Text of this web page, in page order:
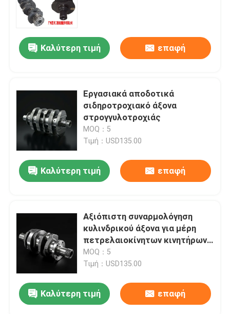
Σπίτι
Βίντεο
Σχετικά με εμάς
Επισκέψεις στο εργοστάσιο
Καλύτερη τιμή επαφή
Εργασιακά αποδοτικά
σιδηροτροχιακό άξονα
στρογγυλοτροχιάς
MOQ：5
Τιμή：USD135.00
Καλύτερη τιμή επαφή
Αξιόπιστη συναρμολόγηση
κυλινδρικού άξονα για μέρη
πετρελαιοκίνητων κινητήρων
ανελκυστήρων
MOQ：5
Τιμή：USD135.00
Καλύτερη τιμή επαφή